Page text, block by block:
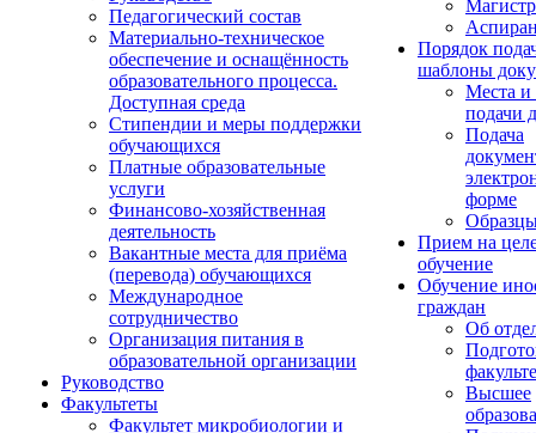
Педагогический состав
Материально-техническое
обеспечение и оснащённость
образовательного процесса.
Доступная среда
Стипендии и меры поддержки
обучающихся
Платные образовательные
услуги
Финансово-хозяйственная
деятельность
Вакантные места для приёма
(перевода) обучающихся
Международное
сотрудничество
Организация питания в
образовательной организации
Руководство
Факультеты
Факультет микробиологии и
Порядок
шаблоны
Места и
подачи
Подача
форме
Прием на
обучение
Обучение
граждан
Об
Высшее